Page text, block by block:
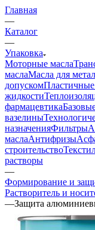
Главная
—
Каталог
—
Упаковка
Моторные масла
маслаМасла для
допускомПластичные
жидкости
фармацевтика
вазелины
назначенияФильтры
маслаАнтифризы
строительство
растворы
—
Формирование и
Растворитель и
—Защита